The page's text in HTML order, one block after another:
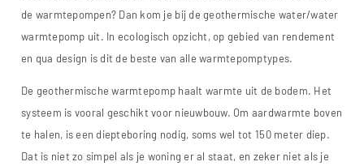
de warmtepompen? Dan kom je bij de geothermische water/water
warmtepomp uit. In ecologisch opzicht, op gebied van rendement
en qua design is dit de beste van alle warmtepomptypes.
De geothermische warmtepomp haalt warmte uit de bodem. Het
systeem is vooral geschikt voor nieuwbouw. Om aardwarmte boven
te halen, is een diepteboring nodig, soms wel tot 150 meter diep.
Dat is niet zo simpel als je woning er al staat, en zeker niet als je